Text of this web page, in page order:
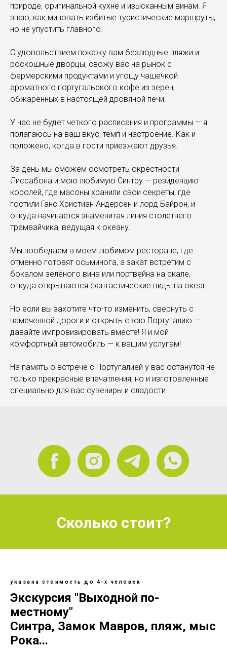
природе, оригинальной кухне и изысканным винам. Я
знаю, как миновать избитые туристические маршруты,
но не упустить главного.
С удовольствием покажу вам безлюдные пляжи и
роскошные дворцы, свожу вас на рынок с
фермерскими продуктами и угощу чашечкой
ароматного португальского кофе из зерен,
обжаренных в настоящей дровяной печи.
У нас не будет четкого расписания и программы — я
полагаюсь на ваш вкус, темп и настроение. Как и
положено, когда в гости приезжают друзья.
За день мы сможем осмотреть окрестности
Лиссабона и мою любимую Синтру — резиденцию
королей, где масоны хранили свои секреты, где
гостили Ганс Христиан Андерсен и лорд Байрон, и
откуда начинается знаменитая линия столетнего
трамвайчика, ведущая к океану.
Мы пообедаем в моем любимом ресторане, где
отменно готовят осьминога, а закат встретим с
бокалом зелёного вина или портвейна на скале,
откуда открываются фантастические виды на океан.
Но если вы захотите что-то изменить, свернуть с
намеченной дороги и открыть свою Португалию —
давайте импровизировать вместе! Я и мой
комфортный автомобиль — к вашим услугам!
На память о встрече с Португалией у вас останутся не
только прекрасные впечатления, но и изготовленные
специально для вас сувениры и сладости.
Сколько стоит?
указана стоимость до 4-х человек
Экскурсия "Выходной по-
местному"
Синтра, Замок Мавров, пляж, мыс
Рока...